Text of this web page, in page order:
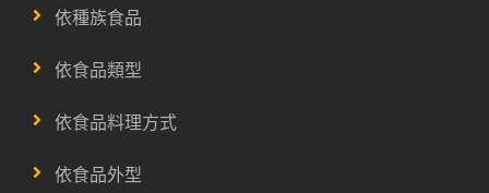
依種族食品
依食品類型
依食品料理方式
依食品外型